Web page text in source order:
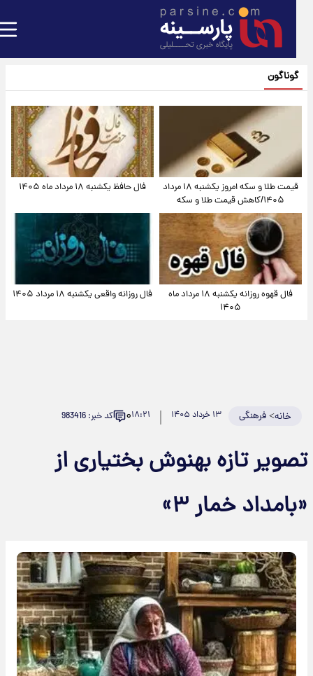
گوناگون
قیمت طلا و سکه امروز یکشنبه ۱۸ مرداد
۱۴۰۵/کاهش قیمت طلا و سکه
فال حافظ یکشنبه ۱۸ مرداد ماه ۱۴۰۵
فال قهوه روزانه یکشنبه ۱۸ مرداد ماه
۱۴۰۵
فال روزانه واقعی یکشنبه ۱۸ مرداد ۱۴۰۵
خانه>فرهنگی ۱۳ خرداد ۱۴۰۵ ۱۸:۲۱۰ کد خبر: 983416
تازه بهنوش بختیاری از
خمار ۳»